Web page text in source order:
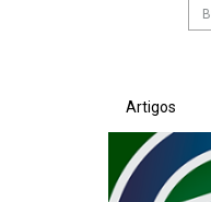
Artigos